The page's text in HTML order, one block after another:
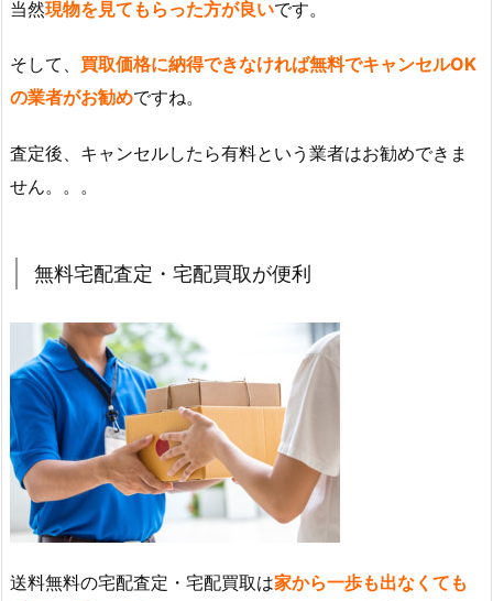
当然現物を見てもらった方が良いです。
そして、 買取価格に納得できなければ無料でキャンセルOK
の業者がお勧めですね。
査定後、キャンセルしたら有料という業者はお勧めできま
せん。。。
無料宅配査定・宅配買取が便利
送料無料の宅配査定・宅配買取は家から一歩も出なくても